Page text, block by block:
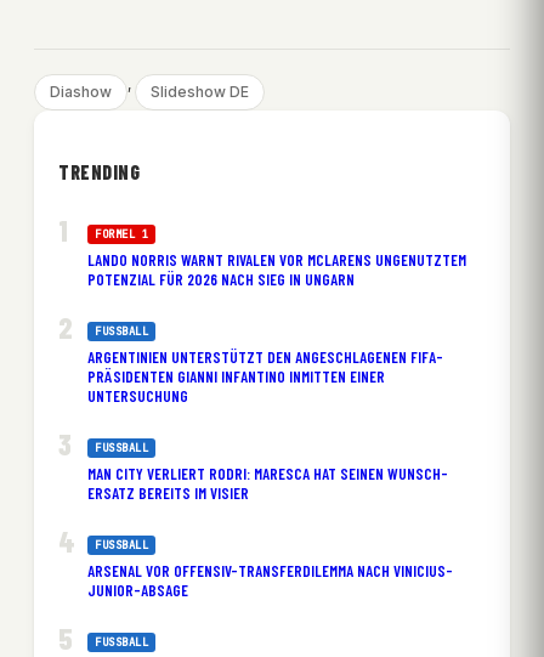
Diashow , Slideshow DE
TRENDING
FORMEL 1
LANDO NORRIS WARNT RIVALEN VOR MCLARENS UNGENUTZTEM
POTENZIAL FÜR 2026 NACH SIEG IN UNGARN
FUSSBALL
ARGENTINIEN UNTERSTÜTZT DEN ANGESCHLAGENEN FIFA-
PRÄSIDENTEN GIANNI INFANTINO INMITTEN EINER
UNTERSUCHUNG
FUSSBALL
MAN CITY VERLIERT RODRI: MARESCA HAT SEINEN WUNSCH-
ERSATZ BEREITS IM VISIER
FUSSBALL
ARSENAL VOR OFFENSIV-TRANSFERDILEMMA NACH VINICIUS-
JUNIOR-ABSAGE
FUSSBALL